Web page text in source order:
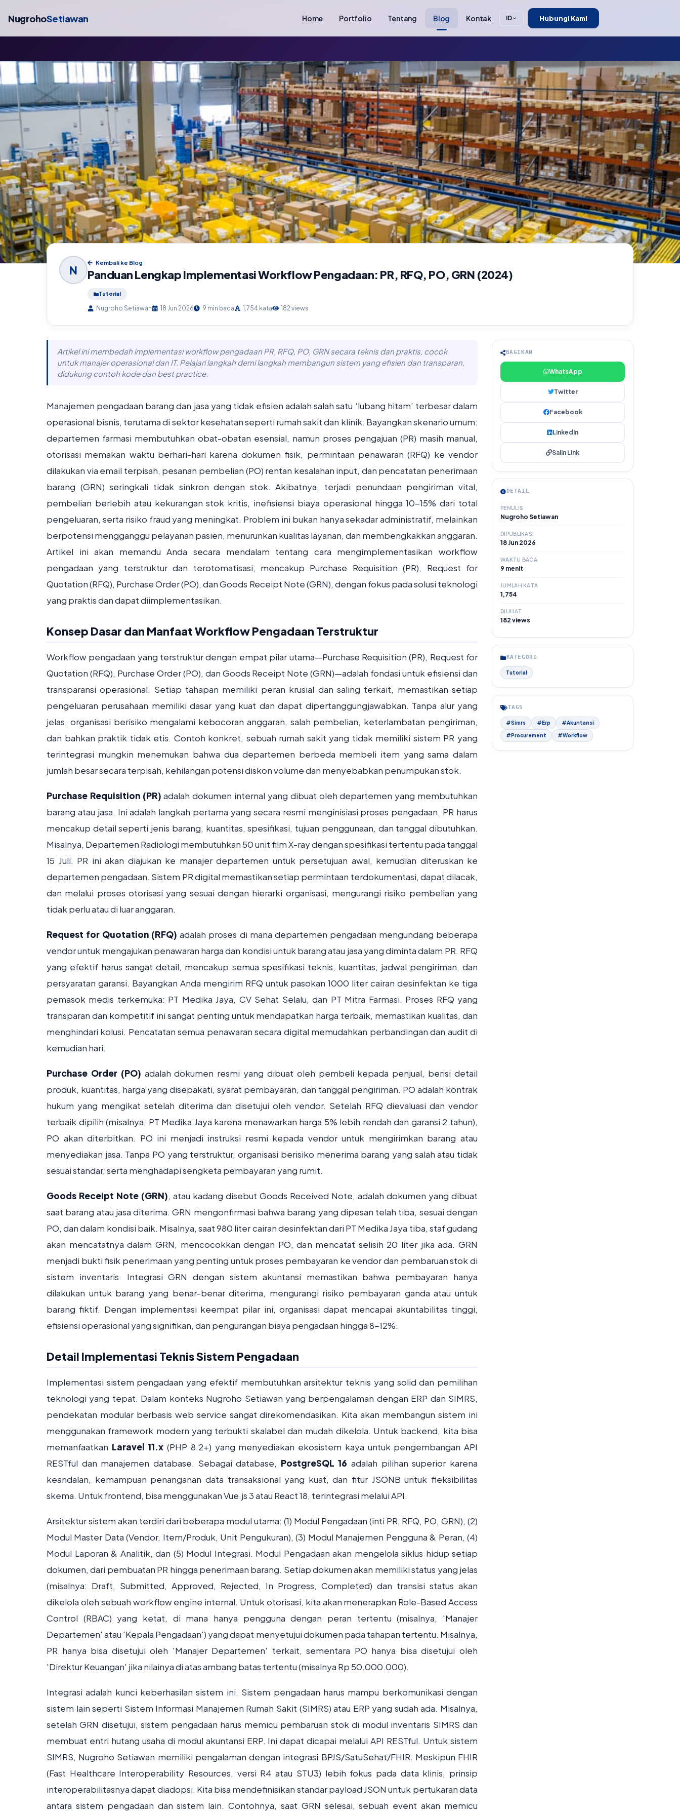
NugrohoSetiawan Home Portfolio Tentang Blog Kontak ID Hubungi Kami
N Kembali ke Blog
Panduan Lengkap Implementasi Workflow Pengadaan: PR, RFQ, PO, GRN (2024)
Tutorial
Nugroho Setiawan 18 Jun 2026 9 min baca 1,754 kata 182 views
Artikel ini membedah implementasi workflow pengadaan PR, RFQ, PO, GRN secara teknis dan praktis, cocok
untuk manajer operasional dan IT. Pelajari langkah demi langkah membangun sistem yang efisien dan transparan,
didukung contoh kode dan best practice.
Manajemen pengadaan barang dan jasa yang tidak efisien adalah salah satu ‘lubang hitam’ terbesar dalam
operasional bisnis, terutama di sektor kesehatan seperti rumah sakit dan klinik. Bayangkan skenario umum:
departemen farmasi membutuhkan obat-obatan esensial, namun proses pengajuan (PR) masih manual,
otorisasi memakan waktu berhari-hari karena dokumen fisik, permintaan penawaran (RFQ) ke vendor
dilakukan via email terpisah, pesanan pembelian (PO) rentan kesalahan input, dan pencatatan penerimaan
barang (GRN) seringkali tidak sinkron dengan stok. Akibatnya, terjadi penundaan pengiriman vital,
pembelian berlebih atau kekurangan stok kritis, inefisiensi biaya operasional hingga 10-15% dari total
pengeluaran, serta risiko fraud yang meningkat. Problem ini bukan hanya sekadar administratif, melainkan
berpotensi mengganggu pelayanan pasien, menurunkan kualitas layanan, dan membengkakkan anggaran.
Artikel ini akan memandu Anda secara mendalam tentang cara mengimplementasikan workflow
pengadaan yang terstruktur dan terotomatisasi, mencakup Purchase Requisition (PR), Request for
Quotation (RFQ), Purchase Order (PO), dan Goods Receipt Note (GRN), dengan fokus pada solusi teknologi
yang praktis dan dapat diimplementasikan.
Konsep Dasar dan Manfaat Workflow Pengadaan Terstruktur
Workflow pengadaan yang terstruktur dengan empat pilar utama—Purchase Requisition (PR), Request for
Quotation (RFQ), Purchase Order (PO), dan Goods Receipt Note (GRN)—adalah fondasi untuk efisiensi dan
transparansi operasional. Setiap tahapan memiliki peran krusial dan saling terkait, memastikan setiap
pengeluaran perusahaan memiliki dasar yang kuat dan dapat dipertanggungjawabkan. Tanpa alur yang
jelas, organisasi berisiko mengalami kebocoran anggaran, salah pembelian, keterlambatan pengiriman,
dan bahkan praktik tidak etis. Contoh konkret, sebuah rumah sakit yang tidak memiliki sistem PR yang
terintegrasi mungkin menemukan bahwa dua departemen berbeda membeli item yang sama dalam
jumlah besar secara terpisah, kehilangan potensi diskon volume dan menyebabkan penumpukan stok.
Purchase Requisition (PR) adalah dokumen internal yang dibuat oleh departemen yang membutuhkan
barang atau jasa. Ini adalah langkah pertama yang secara resmi menginisiasi proses pengadaan. PR harus
mencakup detail seperti jenis barang, kuantitas, spesifikasi, tujuan penggunaan, dan tanggal dibutuhkan.
Misalnya, Departemen Radiologi membutuhkan 50 unit film X-ray dengan spesifikasi tertentu pada tanggal
15 Juli. PR ini akan diajukan ke manajer departemen untuk persetujuan awal, kemudian diteruskan ke
departemen pengadaan. Sistem PR digital memastikan setiap permintaan terdokumentasi, dapat dilacak,
dan melalui proses otorisasi yang sesuai dengan hierarki organisasi, mengurangi risiko pembelian yang
tidak perlu atau di luar anggaran.
Request for Quotation (RFQ) adalah proses di mana departemen pengadaan mengundang beberapa
vendor untuk mengajukan penawaran harga dan kondisi untuk barang atau jasa yang diminta dalam PR. RFQ
yang efektif harus sangat detail, mencakup semua spesifikasi teknis, kuantitas, jadwal pengiriman, dan
persyaratan garansi. Bayangkan Anda mengirim RFQ untuk pasokan 1000 liter cairan desinfektan ke tiga
pemasok medis terkemuka: PT Medika Jaya, CV Sehat Selalu, dan PT Mitra Farmasi. Proses RFQ yang
transparan dan kompetitif ini sangat penting untuk mendapatkan harga terbaik, memastikan kualitas, dan
menghindari kolusi. Pencatatan semua penawaran secara digital memudahkan perbandingan dan audit di
kemudian hari.
Purchase Order (PO) adalah dokumen resmi yang dibuat oleh pembeli kepada penjual, berisi detail
produk, kuantitas, harga yang disepakati, syarat pembayaran, dan tanggal pengiriman. PO adalah kontrak
hukum yang mengikat setelah diterima dan disetujui oleh vendor. Setelah RFQ dievaluasi dan vendor
terbaik dipilih (misalnya, PT Medika Jaya karena menawarkan harga 5% lebih rendah dan garansi 2 tahun),
PO akan diterbitkan. PO ini menjadi instruksi resmi kepada vendor untuk mengirimkan barang atau
menyediakan jasa. Tanpa PO yang terstruktur, organisasi berisiko menerima barang yang salah atau tidak
sesuai standar, serta menghadapi sengketa pembayaran yang rumit.
Goods Receipt Note (GRN), atau kadang disebut Goods Received Note, adalah dokumen yang dibuat
saat barang atau jasa diterima. GRN mengonfirmasi bahwa barang yang dipesan telah tiba, sesuai dengan
PO, dan dalam kondisi baik. Misalnya, saat 980 liter cairan desinfektan dari PT Medika Jaya tiba, staf gudang
akan mencatatnya dalam GRN, mencocokkan dengan PO, dan mencatat selisih 20 liter jika ada. GRN
menjadi bukti fisik penerimaan yang penting untuk proses pembayaran ke vendor dan pembaruan stok di
sistem inventaris. Integrasi GRN dengan sistem akuntansi memastikan bahwa pembayaran hanya
dilakukan untuk barang yang benar-benar diterima, mengurangi risiko pembayaran ganda atau untuk
barang fiktif. Dengan implementasi keempat pilar ini, organisasi dapat mencapai akuntabilitas tinggi,
efisiensi operasional yang signifikan, dan pengurangan biaya pengadaan hingga 8-12%.
Detail Implementasi Teknis Sistem Pengadaan
Implementasi sistem pengadaan yang efektif membutuhkan arsitektur teknis yang solid dan pemilihan
teknologi yang tepat. Dalam konteks Nugroho Setiawan yang berpengalaman dengan ERP dan SIMRS,
pendekatan modular berbasis web service sangat direkomendasikan. Kita akan membangun sistem ini
menggunakan framework modern yang terbukti skalabel dan mudah dikelola. Untuk backend, kita bisa
memanfaatkan Laravel 11.x (PHP 8.2+) yang menyediakan ekosistem kaya untuk pengembangan API
RESTful dan manajemen database. Sebagai database, PostgreSQL 16 adalah pilihan superior karena
keandalan, kemampuan penanganan data transaksional yang kuat, dan fitur JSONB untuk fleksibilitas
skema. Untuk frontend, bisa menggunakan Vue.js 3 atau React 18, terintegrasi melalui API.
Arsitektur sistem akan terdiri dari beberapa modul utama: (1) Modul Pengadaan (inti PR, RFQ, PO, GRN), (2)
Modul Master Data (Vendor, Item/Produk, Unit Pengukuran), (3) Modul Manajemen Pengguna & Peran, (4)
Modul Laporan & Analitik, dan (5) Modul Integrasi. Modul Pengadaan akan mengelola siklus hidup setiap
dokumen, dari pembuatan PR hingga penerimaan barang. Setiap dokumen akan memiliki status yang jelas
(misalnya: Draft, Submitted, Approved, Rejected, In Progress, Completed) dan transisi status akan
dikelola oleh sebuah workflow engine internal. Untuk otorisasi, kita akan menerapkan Role-Based Access
Control (RBAC) yang ketat, di mana hanya pengguna dengan peran tertentu (misalnya, 'Manajer
Departemen' atau 'Kepala Pengadaan') yang dapat menyetujui dokumen pada tahapan tertentu. Misalnya,
PR hanya bisa disetujui oleh 'Manajer Departemen' terkait, sementara PO hanya bisa disetujui oleh
'Direktur Keuangan' jika nilainya di atas ambang batas tertentu (misalnya Rp 50.000.000).
Integrasi adalah kunci keberhasilan sistem ini. Sistem pengadaan harus mampu berkomunikasi dengan
sistem lain seperti Sistem Informasi Manajemen Rumah Sakit (SIMRS) atau ERP yang sudah ada. Misalnya,
setelah GRN disetujui, sistem pengadaan harus memicu pembaruan stok di modul inventaris SIMRS dan
membuat entri hutang usaha di modul akuntansi ERP. Ini dapat dicapai melalui API RESTful. Untuk sistem
SIMRS, Nugroho Setiawan memiliki pengalaman dengan integrasi BPJS/SatuSehat/FHIR. Meskipun FHIR
(Fast Healthcare Interoperability Resources, versi R4 atau STU3) lebih fokus pada data klinis, prinsip
interoperabilitasnya dapat diadopsi. Kita bisa mendefinisikan standar payload JSON untuk pertukaran data
antara sistem pengadaan dan sistem lain. Contohnya, saat GRN selesai, sebuah event akan memicu
BAGIKAN
WhatsApp
Twitter
Facebook
LinkedIn
Salin Link
DETAIL
PENULIS
Nugroho Setiawan
DIPUBLIKASI
18 Jun 2026
WAKTU BACA
9 menit
JUMLAH KATA
1,754
DILIHAT
182 views
KATEGORI
Tutorial
TAGS
#Simrs #Erp #Akuntansi
#Procurement #Workflow